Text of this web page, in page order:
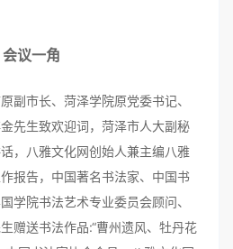
会议一角
市长、菏泽学院原党委书记、
先生致欢迎词，菏泽市人大副秘
，八雅文化网创始人兼主编八雅
报告，中国著名书法家、中国书
学院书法艺术专业委员会顾问、
赠送书法作品:“曹州遗风、牡丹花